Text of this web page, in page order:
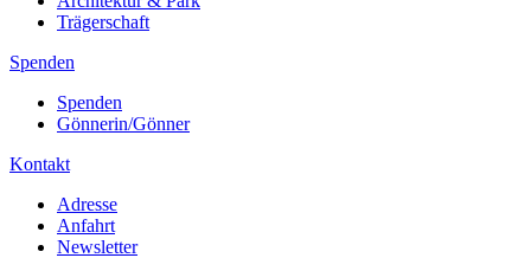
Trägerschaft
Spenden
Spenden
Gönnerin/Gönner
Kontakt
Adresse
Anfahrt
Newsletter